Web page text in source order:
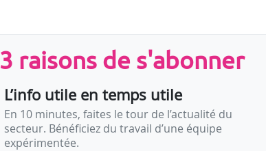
3 raisons de s'abonner
L’info utile en temps utile
En 10 minutes, faites le tour de l’actualité du
secteur. Bénéficiez du travail d’une équipe
expérimentée.